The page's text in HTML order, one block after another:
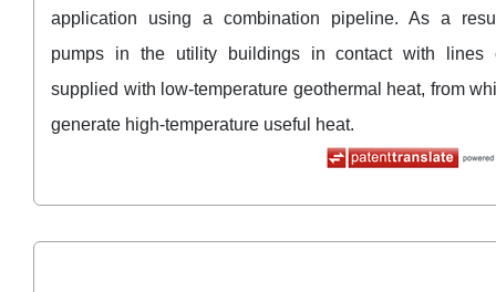
application using a combination pipeline. As a
pumps in the utility buildings in contact with lines
supplied with low-temperature geothermal heat, from
generate high-temperature useful heat.